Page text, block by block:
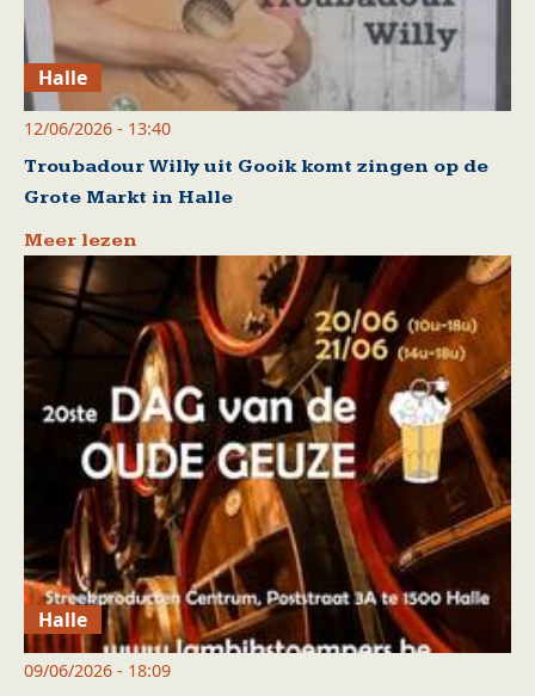
Halle
12/06/2026 - 13:40
Troubadour Willy uit Gooik komt zingen op de
Grote Markt in Halle
Meer lezen
Halle
09/06/2026 - 18:09